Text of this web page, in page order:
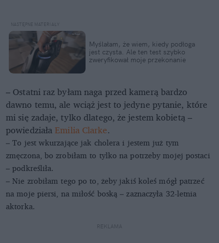
Myślałam, że wiem, kiedy podłoga
jest czysta. Ale ten test szybko
zweryfikował moje przekonanie
– Ostatni raz byłam naga przed kamerą bardzo
dawno temu, ale wciąż jest to jedyne pytanie, które
mi się zadaje, tylko dlatego, że jestem kobietą –
powiedziała Emilia Clarke.
– To jest wkurzające jak cholera i jestem już tym
zmęczona, bo zrobiłam to tylko na potrzeby mojej postaci
– podkreśliła.
– Nie zrobiłam tego po to, żeby jakiś koleś mógł patrzeć
na moje piersi, na miłość boską – zaznaczyła 32-letnia
aktorka.
REKLAMA